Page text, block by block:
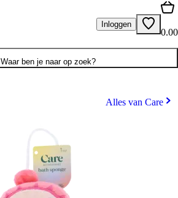
Inloggen
0.00
Waar ben je naar op zoek?
Alles van Care